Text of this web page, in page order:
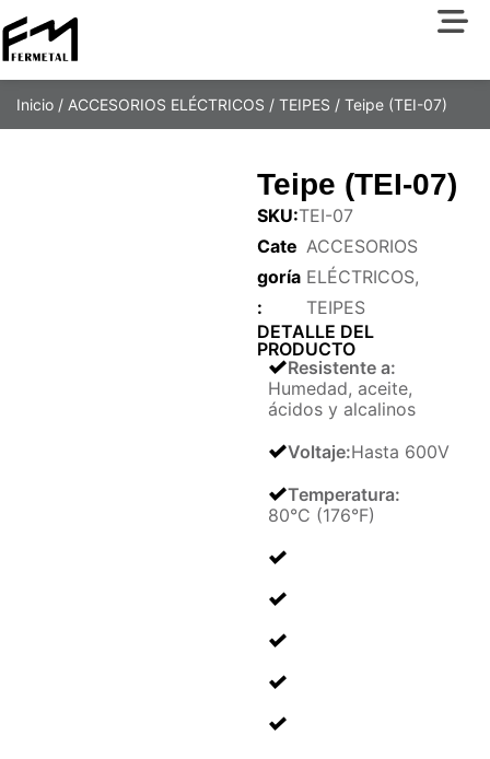
Inicio / ACCESORIOS ELÉCTRICOS / TEIPES / Teipe (TEI-07)
Teipe (TEI-07)
SKU:TEI-07
Cate
goría
:
ACCESORIOS
ELÉCTRICOS,
TEIPES
DETALLE DEL
PRODUCTO
Resistente a:
Humedad, aceite,
ácidos y alcalinos
Voltaje:Hasta 600V
Temperatura:
80°C (176°F)